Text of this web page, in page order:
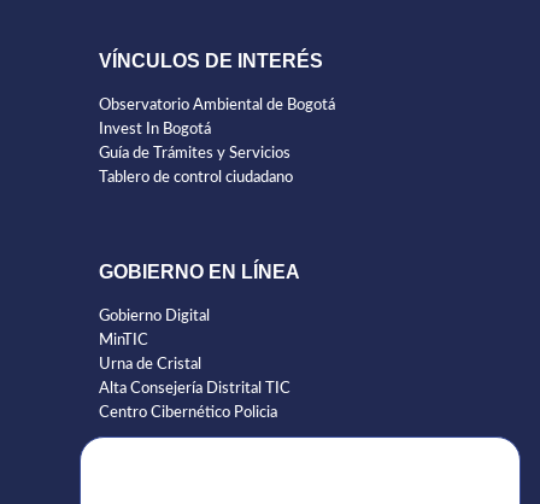
VÍNCULOS DE INTERÉS
Observatorio Ambiental de Bogotá
Invest In Bogotá
Guía de Trámites y Servicios
Tablero de control ciudadano
GOBIERNO EN LÍNEA
Gobierno Digital
MinTIC
Urna de Cristal
Alta Consejería Distrital TIC
Centro Cibernético Policia